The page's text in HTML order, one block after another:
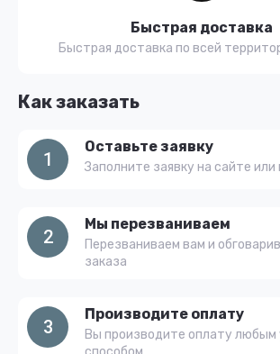
Как заказать
1
Оставьте заявку
Заполните заявку на сайте
2
Мы перезваниваем
Перезваниваем вам и
заказа
3
Производите оплату
Вы производите оплату любым
Быстрая доставка
Быстрая доставка по всей